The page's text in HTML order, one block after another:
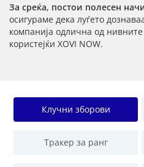
За среќа, постои полесен
осигураме дека луѓето
компанија одлична од
користејќи XOVI NOW.
Клучни зборови
Тракер за ранг